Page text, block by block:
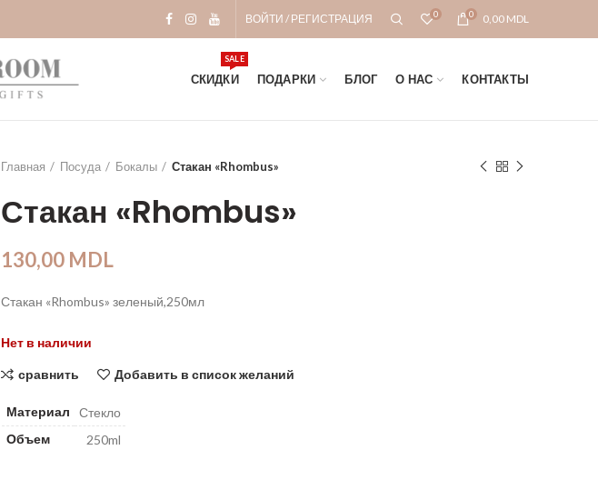
ВОЙТИ / РЕГИСТРАЦИЯ 0 0 0,00 MDL
СКИДКИ
SALE
ПОДАРКИ БЛОГ О НАС КОНТАКТЫ
Главная Посуда Бокалы Стакан «Rhombus»
Стакан «Rhombus»
130,00 MDL
Стакан «Rhombus» зеленый,250мл
Нет в наличии
сравнить Добавить в список желаний
Материал
Стекло
Объем
250ml